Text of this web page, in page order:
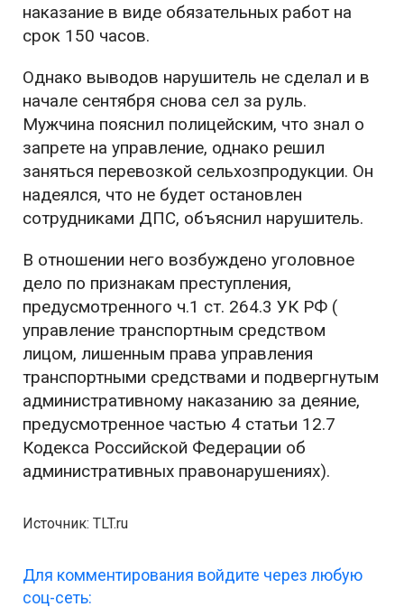
наказание в виде обязательных работ на
срок 150 часов.
Однако выводов нарушитель не сделал и в
начале сентября снова сел за руль.
Мужчина пояснил полицейским, что знал о
запрете на управление, однако решил
заняться перевозкой сельхозпродукции. Он
надеялся, что не будет остановлен
сотрудниками ДПС, объяснил нарушитель.
В отношении него возбуждено уголовное
дело по признакам преступления,
предусмотренного ч.1 ст. 264.3 УК РФ (
управление транспортным средством
лицом, лишенным права управления
транспортными средствами и подвергнутым
административному наказанию за деяние,
предусмотренное частью 4 статьи 12.7
Кодекса Российской Федерации об
административных правонарушениях).
Источник: TLT.ru
Для комментирования войдите через любую
соц-сеть: